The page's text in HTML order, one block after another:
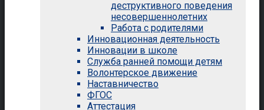
деструктивного поведения
несовершеннолетних
Работа с родителями
Инновационная деятельность
Инновации в школе
Служба ранней помощи детям
Волонтерское движение
Наставничество
ФГОС
Аттестация